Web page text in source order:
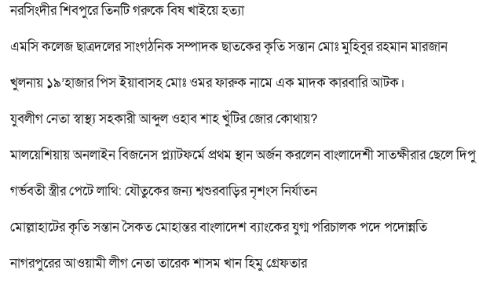
নরসিংদীর শিবপুরে তিনটি গরুকে বিষ খাইয়ে হত্যা
এমসি কলেজ ছাত্রদলের সাংগঠনিক সম্পাদক ছাতকের কৃতি সন্তান মোঃ মুহিবুর রহমান মারজান
খুলনায় ১৯’হাজার পিস ইয়াবাসহ মোঃ ওমর ফারুক নামে এক মাদক কারবারি আটক।
যুবলীগ নেতা স্বাস্থ্য সহকারী আব্দুল ওহাব শাহ খুঁটির জোর কোথায়?
মালয়েশিয়ায় অনলাইন বিজনেস প্ল্যাটফর্মে প্রথম স্থান অর্জন করলেন বাংলাদেশী সাতক্ষীরার ছেলে দিপু
গর্ভবতী স্ত্রীর পেটে লাথি: যৌতুকের জন্য শ্বশুরবাড়ির নৃশংস নির্যাতন
মোল্লাহাটের কৃতি সন্তান সৈকত মোহান্তর বাংলাদেশ ব্যাংকের যুগ্ম পরিচালক পদে পদোন্নতি
নাগরপুরের আওয়ামী লীগ নেতা তারেক শাসম খান হিমু গ্রেফতার